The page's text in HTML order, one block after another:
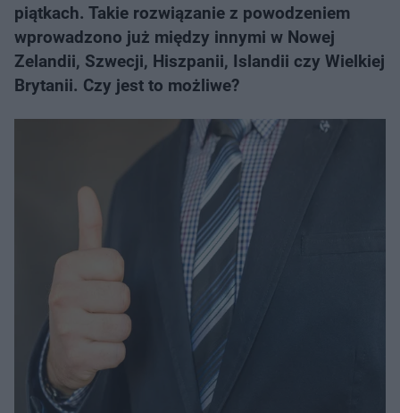
piątkach. Takie rozwiązanie z powodzeniem
wprowadzono już między innymi w Nowej
Zelandii, Szwecji, Hiszpanii, Islandii czy Wielkiej
Brytanii. Czy jest to możliwe?